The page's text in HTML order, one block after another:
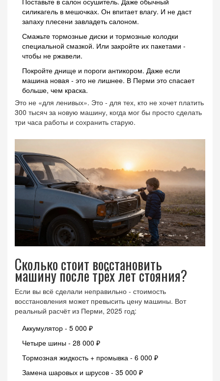
силикагель в мешочках. Он впитает влагу. И не даст
запаху плесени завладеть салоном.
Смажьте тормозные диски и тормозные колодки
специальной смазкой. Или закройте их пакетами -
чтобы не ржавели.
Покройте днище и пороги антикором. Даже если
машина новая - это не лишнее. В Перми это спасает
больше, чем краска.
Это не «для ленивых». Это - для тех, кто не хочет платить
300 тысяч за новую машину, когда мог бы просто сделать
три часа работы и сохранить старую.
Сколько стоит восстановить
машину после трёх лет стояния?
Если вы всё сделали неправильно - стоимость
восстановления может превысить цену машины. Вот
реальный расчёт из Перми, 2025 год:
Аккумулятор - 5 000 ₽
Четыре шины - 28 000 ₽
Тормозная жидкость + промывка - 6 000 ₽
Замена шаровых и шрусов - 35 000 ₽